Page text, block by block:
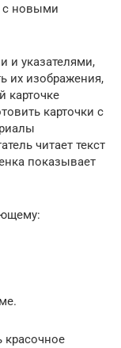
с новыми
и указателями,
их изображения,
карточке
карточки с
читает текст
показывает